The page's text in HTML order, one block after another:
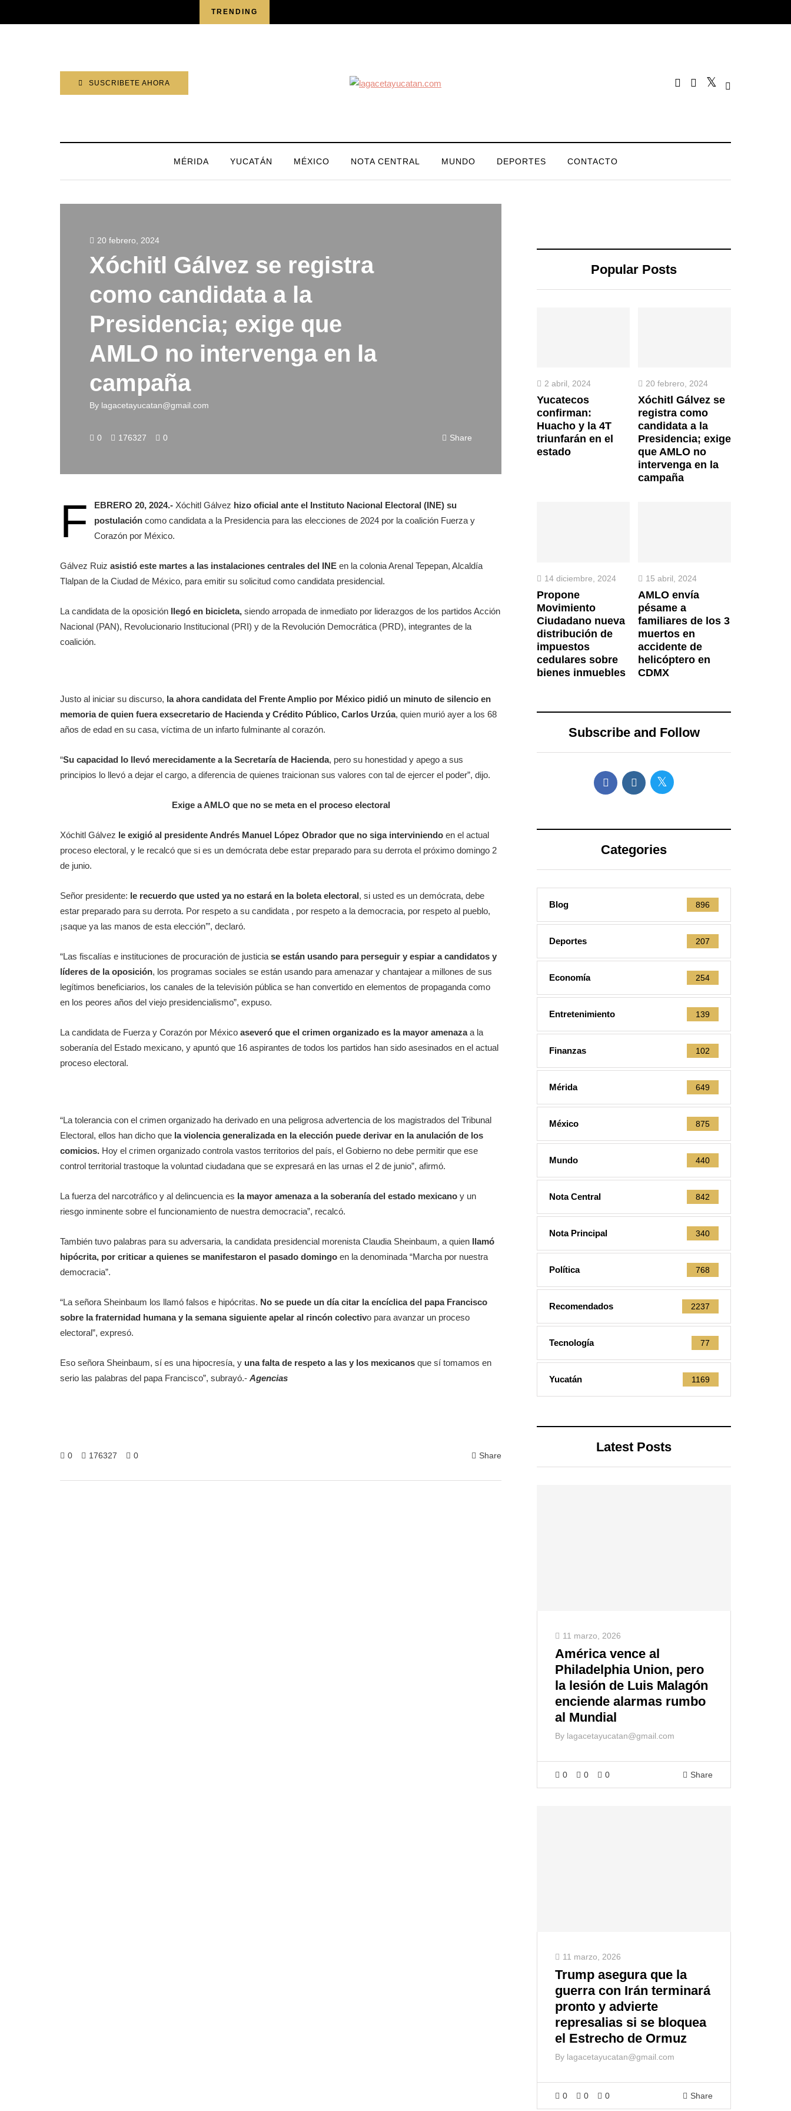
TRENDING
SUSCRIBETE AHORA
MÉRIDA YUCATÁN MÉXICO NOTA CENTRAL MUNDO DEPORTES CONTACTO
20 febrero, 2024
Xóchitl Gálvez se registra
como candidata a la
Presidencia; exige que
AMLO no intervenga en la
campaña
By lagacetayucatan@gmail.com
0 176327 0 Share
F EBRERO 20, 2024.- Xóchitl Gálvez hizo oficial ante el Instituto Nacional Electoral (INE) su
postulación como candidata a la Presidencia para las elecciones de 2024 por la coalición Fuerza y
Corazón por México.
Gálvez Ruiz asistió este martes a las instalaciones centrales del INE en la colonia Arenal Tepepan, Alcaldía
Tlalpan de la Ciudad de México, para emitir su solicitud como candidata presidencial.
La candidata de la oposición llegó en bicicleta, siendo arropada de inmediato por liderazgos de los partidos Acción
Nacional (PAN), Revolucionario Institucional (PRI) y de la Revolución Democrática (PRD), integrantes de la
coalición.
Justo al iniciar su discurso, la ahora candidata del Frente Amplio por México pidió un minuto de silencio en
memoria de quien fuera exsecretario de Hacienda y Crédito Público, Carlos Urzúa, quien murió ayer a los 68
años de edad en su casa, víctima de un infarto fulminante al corazón.
“Su capacidad lo llevó merecidamente a la Secretaría de Hacienda, pero su honestidad y apego a sus
principios lo llevó a dejar el cargo, a diferencia de quienes traicionan sus valores con tal de ejercer el poder”, dijo.
Exige a AMLO que no se meta en el proceso electoral
Xóchitl Gálvez le exigió al presidente Andrés Manuel López Obrador que no siga interviniendo en el actual
proceso electoral, y le recalcó que si es un demócrata debe estar preparado para su derrota el próximo domingo 2
de junio.
Señor presidente: le recuerdo que usted ya no estará en la boleta electoral, si usted es un demócrata, debe
estar preparado para su derrota. Por respeto a su candidata , por respeto a la democracia, por respeto al pueblo,
¡saque ya las manos de esta elección’”, declaró.
“Las fiscalías e instituciones de procuración de justicia se están usando para perseguir y espiar a candidatos y
líderes de la oposición, los programas sociales se están usando para amenazar y chantajear a millones de sus
legítimos beneficiarios, los canales de la televisión pública se han convertido en elementos de propaganda como
en los peores años del viejo presidencialismo”, expuso.
La candidata de Fuerza y Corazón por México aseveró que el crimen organizado es la mayor amenazaa la
soberanía del Estado mexicano, y apuntó que 16 aspirantes de todos los partidos han sido asesinados en el actual
proceso electoral.
“La tolerancia con el crimen organizado ha derivado en una peligrosa advertencia de los magistrados del Tribunal
Electoral, ellos han dicho que la violencia generalizada en la elección puede derivar en la anulación de los
comicios. Hoy el crimen organizado controla vastos territorios del país, el Gobierno no debe permitir que ese
control territorial trastoque la voluntad ciudadana que se expresará en las urnas el 2 de junio”, afirmó.
La fuerza del narcotráfico y al delincuencia es la mayor amenaza a la soberanía del estado mexicano y un
riesgo inminente sobre el funcionamiento de nuestra democracia”, recalcó.
También tuvo palabras para su adversaria, la candidata presidencial morenista Claudia Sheinbaum, a quien llamó
hipócrita, por criticar a quienes se manifestaron el pasado domingo en la denominada “Marcha por nuestra
democracia”.
“La señora Sheinbaum los llamó falsos e hipócritas. No se puede un día citar la encíclica del papa Francisco
sobre la fraternidad humana y la semana siguiente apelar al rincón colectivo para avanzar un proceso
electoral”, expresó.
Eso señora Sheinbaum, sí es una hipocresía, y una falta de respeto a las y los mexicanos que sí tomamos en
serio las palabras del papa Francisco”, subrayó.- Agencias
0 176327 0 Share
Popular Posts
2 abril, 2024
Yucatecos
confirman:
Huacho y la 4T
triunfarán en el
estado
20 febrero, 2024
Xóchitl Gálvez se
registra como
candidata a la
Presidencia; exige
que AMLO no
intervenga en la
campaña
14 diciembre, 2024
Propone
Movimiento
Ciudadano nueva
distribución de
impuestos
cedulares sobre
bienes inmuebles
15 abril, 2024
AMLO envía
pésame a
familiares de los 3
muertos en
accidente de
helicóptero en
CDMX
Subscribe and Follow
Categories
Blog 896
Deportes 207
Economía 254
Entretenimiento 139
Finanzas 102
Mérida 649
México 875
Mundo 440
Nota Central 842
Nota Principal 340
Política 768
Recomendados 2237
Tecnología 77
Yucatán 1169
Latest Posts
11 marzo, 2026
América vence al
Philadelphia Union, pero
la lesión de Luis Malagón
enciende alarmas rumbo
al Mundial
By lagacetayucatan@gmail.com
0 0 0 Share
11 marzo, 2026
Trump asegura que la
guerra con Irán terminará
pronto y advierte
represalias si se bloquea
el Estrecho de Ormuz
By lagacetayucatan@gmail.com
0 0 0 Share